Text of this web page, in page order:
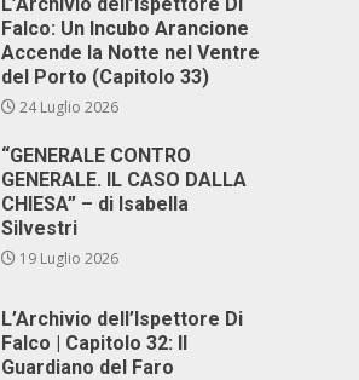
Falco: Un Incubo Arancione
Accende la Notte nel Ventre
del Porto (Capitolo 33)
24 Luglio 2026
“GENERALE CONTRO
GENERALE. IL CASO DALLA
CHIESA” – di Isabella
Silvestri
19 Luglio 2026
L’Archivio dell’Ispettore Di
Falco | Capitolo 32: Il
Guardiano del Faro